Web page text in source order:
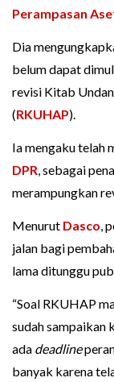
Perampasan
Dia
belum dapat
revisi Kitab
(RKUHAP).
Ia mengaku telah
DPR, sebagai
merampungkan
Menurut Dasco,
jalan bagi
lama ditunggu
“Soal RKUHAP
sudah sampaikan
ada deadline
banyak karena